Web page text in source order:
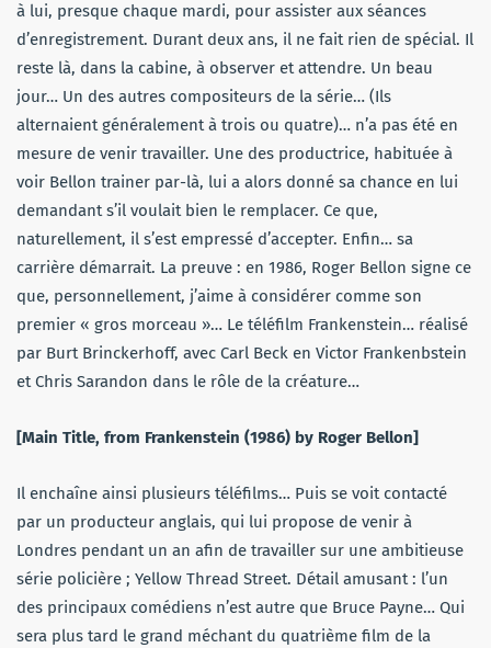
à lui, presque chaque mardi, pour assister aux séances
d’enregistrement. Durant deux ans, il ne fait rien de spécial. Il
reste là, dans la cabine, à observer et attendre. Un beau
jour… Un des autres compositeurs de la série… (Ils
alternaient généralement à trois ou quatre)… n’a pas été en
mesure de venir travailler. Une des productrice, habituée à
voir Bellon trainer par-là, lui a alors donné sa chance en lui
demandant s’il voulait bien le remplacer. Ce que,
naturellement, il s’est empressé d’accepter. Enfin… sa
carrière démarrait. La preuve : en 1986, Roger Bellon signe ce
que, personnellement, j’aime à considérer comme son
premier « gros morceau »… Le téléfilm Frankenstein… réalisé
par Burt Brinckerhoff, avec Carl Beck en Victor Frankenbstein
et Chris Sarandon dans le rôle de la créature…
[Main Title, from Frankenstein (1986) by Roger Bellon]
Il enchaîne ainsi plusieurs téléfilms… Puis se voit contacté
par un producteur anglais, qui lui propose de venir à
Londres pendant un an afin de travailler sur une ambitieuse
série policière ; Yellow Thread Street. Détail amusant : l’un
des principaux comédiens n’est autre que Bruce Payne… Qui
sera plus tard le grand méchant du quatrième film de la